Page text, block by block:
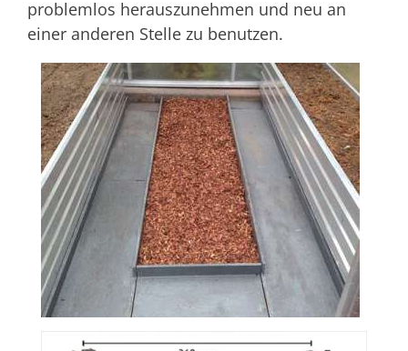
problemlos herauszunehmen und neu an
einer anderen Stelle zu benutzen.